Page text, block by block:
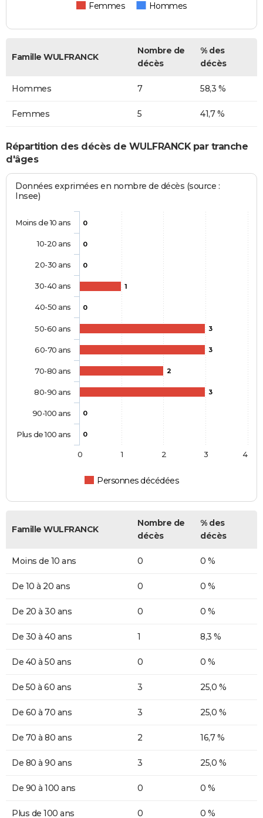
Femmes Hommes
Famille WULFRANCK
Nombre de
décès
% des
décès
Hommes 7 58,3 %
Femmes 5 41,7 %
Répartition des décès de WULFRANCK par tranche
d'âges
Données exprimées en nombre de décès (source :
Insee)
0
0
0
1
0
3
3
2
3
0
0
Personnes décédées
Moins de 10 ans
10-20 ans
20-30 ans
30-40 ans
40-50 ans
50-60 ans
60-70 ans
70-80 ans
80-90 ans
90-100 ans
Plus de 100 ans
0 1 2 3 4
Famille WULFRANCK
Nombre de
décès
% des
décès
Moins de 10 ans 0 0 %
De 10 à 20 ans 0 0 %
De 20 à 30 ans 0 0 %
De 30 à 40 ans 1 8,3 %
De 40 à 50 ans 0 0 %
De 50 à 60 ans 3 25,0 %
De 60 à 70 ans 3 25,0 %
De 70 à 80 ans 2 16,7 %
De 80 à 90 ans 3 25,0 %
De 90 à 100 ans 0 0 %
Plus de 100 ans 0 0 %